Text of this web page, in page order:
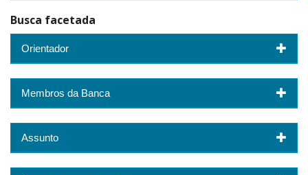
Busca facetada
Orientador
Membros da Banca
Assunto